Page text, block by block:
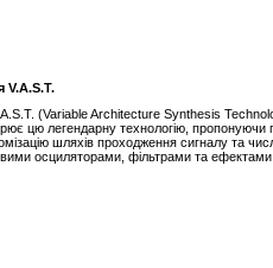
V.A.S.T.
(Variable Architecture Synthesis
цю легендарну технологію, пропонуючи
шляхів проходження сигналу та
осциляторами, фільтрами та ефектами.